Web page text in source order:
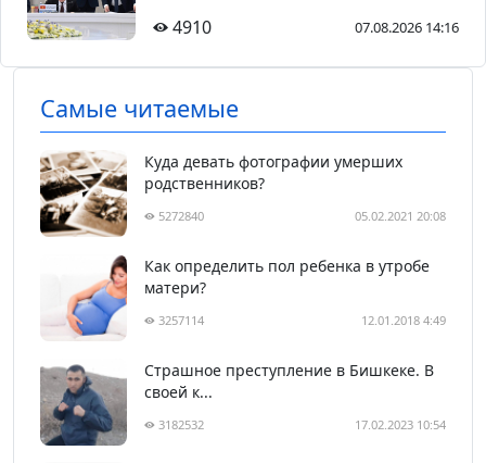
4910
07.08.2026 14:16
Самые читаемые
Куда девать фотографии умерших
родственников?
5272840 05.02.2021 20:08
Как определить пол ребенка в утробе
матери?
3257114 12.01.2018 4:49
Страшное преступление в Бишкеке. В
своей к...
3182532 17.02.2023 10:54